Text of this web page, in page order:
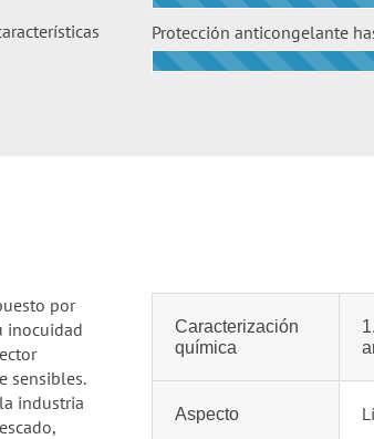
Protección anticongelante
por
inocuidad
sensibles.
industria
Caracterización
química
Aspecto